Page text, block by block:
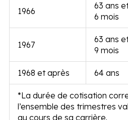
1966
63 ans
6 mois
1967
63 ans
9 mois
1968 et après 64 ans
*La durée de cotisation
l’ensemble des trimestres
au cours de sa carrière.